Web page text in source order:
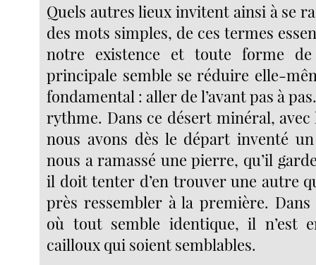
Quels autres lieux invitent ainsi à se
des mots simples, de ces termes
notre existence et toute forme de
principale semble se réduire elle-
fondamental : aller de l’avant pas à
rythme. Dans ce désert minéral,
nous avons dès le départ inventé
nous a ramassé une pierre, qu’il
il doit tenter d’en trouver une autre
près ressembler à la première.
où tout semble identique, il n’est
cailloux qui soient semblables.